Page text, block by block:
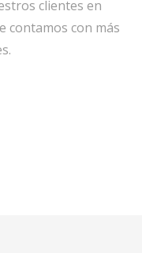
clientes en
contamos con más